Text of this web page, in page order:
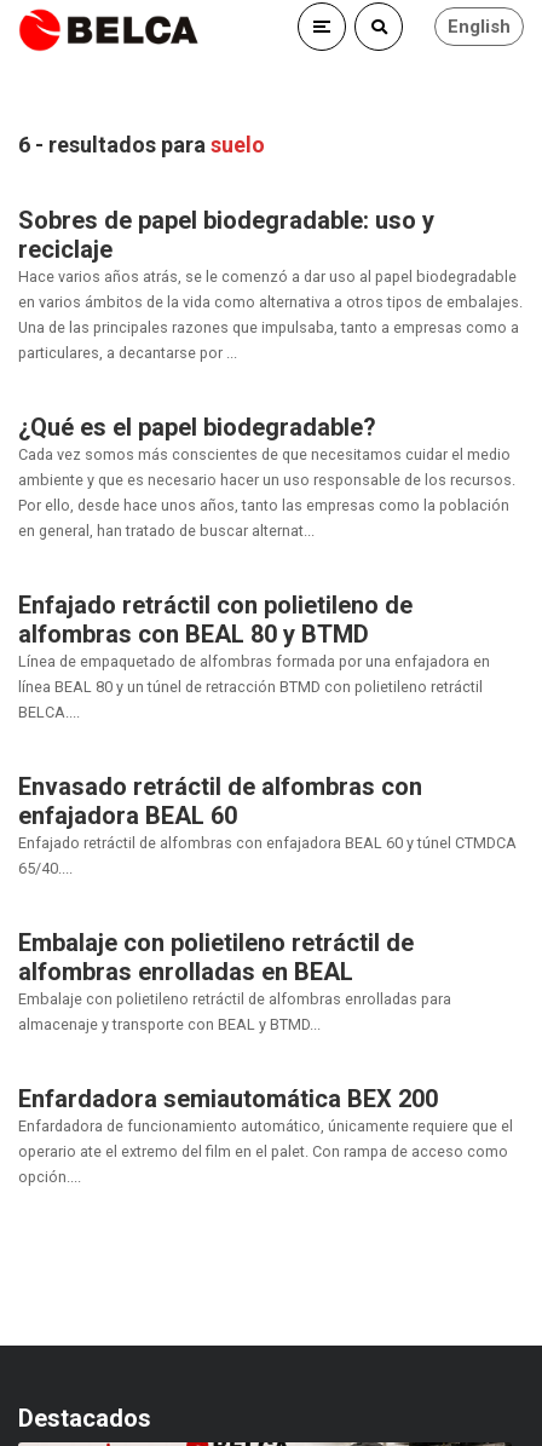
English
6 - resultados para suelo
Sobres de papel biodegradable: uso y
reciclaje
Hace varios años atrás, se le comenzó a dar uso al papel biodegradable
en varios ámbitos de la vida como alternativa a otros tipos de embalajes.
Una de las principales razones que impulsaba, tanto a empresas como a
particulares, a decantarse por ...
¿Qué es el papel biodegradable?
Cada vez somos más conscientes de que necesitamos cuidar el medio
ambiente y que es necesario hacer un uso responsable de los recursos.
Por ello, desde hace unos años, tanto las empresas como la población
en general, han tratado de buscar alternat...
Enfajado retráctil con polietileno de
alfombras con BEAL 80 y BTMD
Línea de empaquetado de alfombras formada por una enfajadora en
línea BEAL 80 y un túnel de retracción BTMD con polietileno retráctil
BELCA....
Envasado retráctil de alfombras con
enfajadora BEAL 60
Enfajado retráctil de alfombras con enfajadora BEAL 60 y túnel CTMDCA
65/40....
Embalaje con polietileno retráctil de
alfombras enrolladas en BEAL
Embalaje con polietileno retráctil de alfombras enrolladas para
almacenaje y transporte con BEAL y BTMD...
Enfardadora semiautomática BEX 200
Enfardadora de funcionamiento automático, únicamente requiere que el
operario ate el extremo del film en el palet. Con rampa de acceso como
opción....
Destacados